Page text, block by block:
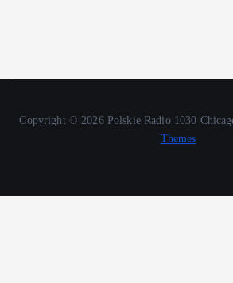
Copyright © 2026 Polskie Radio 1030
Themes